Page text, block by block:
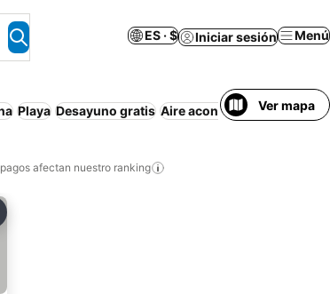
ES · $ Iniciar sesión Menú
Playa Desayuno gratis Aire acondicionadoVer mapa
afectan nuestro ranking
a favoritos